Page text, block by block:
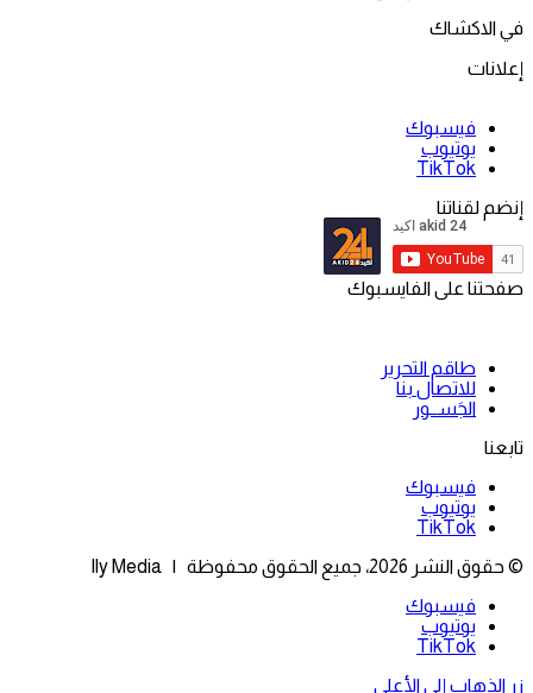
في الاكشاك
إعلانات
فيسبوك
يوتيوب
‫TikTok
إنضم لقناتنا
صفحتنا على الفايسبوك
طاقم التحرير
للاتصال بنا
الجَســور
تابعنا
فيسبوك
يوتيوب
‫TikTok
© حقوق النشر 2026، جميع الحقوق محفوظة | Ily Media
فيسبوك
يوتيوب
‫TikTok
زر الذهاب إلى الأعلى